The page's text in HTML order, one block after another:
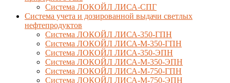
Система ЛОКОЙЛ ЛИСА-СПГ
Система учета и дозированной выдачи светлых
нефтепродуктов
Система ЛОКОЙЛ ЛИСА-350-ГПН
Система ЛОКОЙЛ ЛИСА-М-350-ГПН
Система ЛОКОЙЛ ЛИСА-350-ЭПН
Система ЛОКОЙЛ ЛИСА-М-350-ЭПН
Система ЛОКОЙЛ ЛИСА-М-750-ГПН
Система ЛОКОЙЛ ЛИСА-М-750-ЭПН